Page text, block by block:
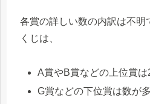
各賞の詳しい数の内訳は不明
くじは、
A賞やB賞などの上位賞
G賞などの下位賞は数が